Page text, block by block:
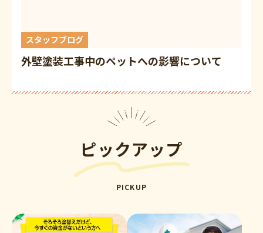
スタッフブログ
外壁塗装工事中のペットへの影響について
ピックアップ
PICKUP